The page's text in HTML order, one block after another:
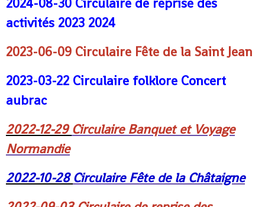
activités 2023 2024
2023-06-09 Circulaire Fête de la Saint Jean
2023-03-22 Circulaire folklore Concert
aubrac
2022-12-29Circulaire Banquet et Voyage
Normandie
2022-10-28Circulaire Fête de la Châtaigne